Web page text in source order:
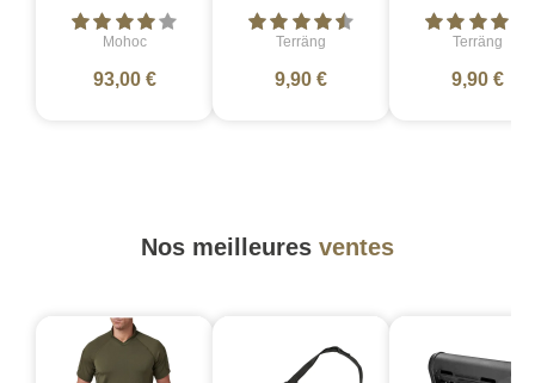
Mohoc
93,00 €
Terräng
9,90 €
Terräng
9,90 €
Nos meilleures ventes